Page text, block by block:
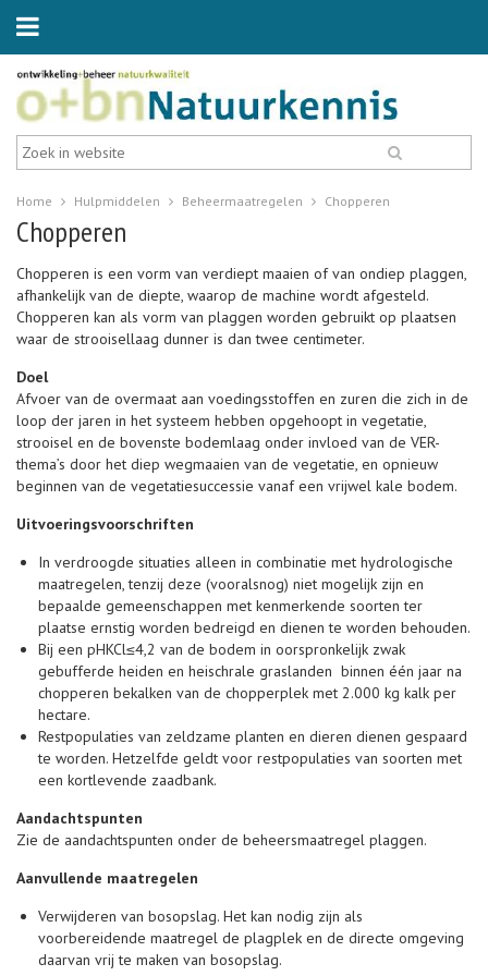
Home Hulpmiddelen Beheermaatregelen Chopperen
Chopperen
Chopperen is een vorm van verdiept maaien of van ondiep plaggen,
afhankelijk van de diepte, waarop de machine wordt afgesteld.
Chopperen kan als vorm van plaggen worden gebruikt op plaatsen
waar de strooisellaag dunner is dan twee centimeter.
Doel
Afvoer van de overmaat aan voedingsstoffen en zuren die zich in de
loop der jaren in het systeem hebben opgehoopt in vegetatie,
strooisel en de bovenste bodemlaag onder invloed van de VER-
thema’s door het diep wegmaaien van de vegetatie, en opnieuw
beginnen van de vegetatiesuccessie vanaf een vrijwel kale bodem.
Uitvoeringsvoorschriften
In verdroogde situaties alleen in combinatie met hydrologische
maatregelen, tenzij deze (vooralsnog) niet mogelijk zijn en
bepaalde gemeenschappen met kenmerkende soorten ter
plaatse ernstig worden bedreigd en dienen te worden behouden.
Bij een pHKCl≤4,2 van de bodem in oorspronkelijk zwak
gebufferde heiden en heischrale graslanden binnen één jaar na
chopperen bekalken van de chopperplek met 2.000 kg kalk per
hectare.
Restpopulaties van zeldzame planten en dieren dienen gespaard
te worden. Hetzelfde geldt voor restpopulaties van soorten met
een kortlevende zaadbank.
Aandachtspunten
Zie de aandachtspunten onder de beheersmaatregel plaggen.
Aanvullende maatregelen
Verwijderen van bosopslag. Het kan nodig zijn als
voorbereidende maatregel de plagplek en de directe omgeving
daarvan vrij te maken van bosopslag.